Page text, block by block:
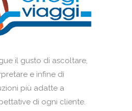
il gusto di ascoltare,
e infine di
più adatte a
di ogni cliente.